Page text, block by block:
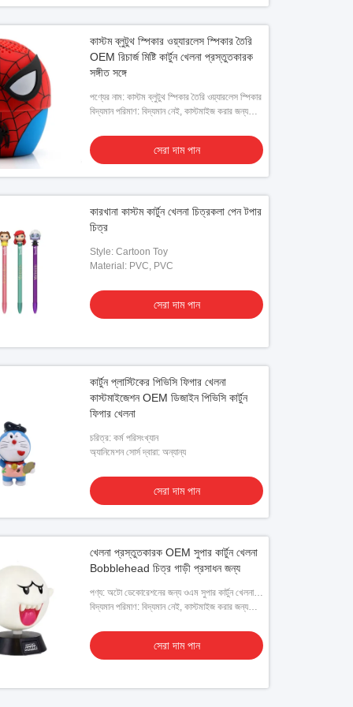
কাস্টম ব্লুটুথ স্পিকার ওয়্যারলেস স্পিকার তৈরি
OEM রিচার্জ মিষ্টি কার্টুন খেলনা প্রস্তুতকারক
সঙ্গীত সঙ্গে
পণ্যের নাম: কাস্টম ব্লুটুথ স্পিকার তৈরি ওয়্যারলেস স্পিকার
বিদ্যমান পরিমাণ: বিদ্যমান নেই, কাস্টমাইজ করার জন্য
সেরা দাম পান
কারখানা কাস্টম কার্টুন খেলনা চিত্রকলা পেন টপার
চিত্র
Style: Cartoon Toy
Material: PVC, PVC
সেরা দাম পান
কার্টুন প্লাস্টিকের পিভিসি ফিগার খেলনা
কাস্টমাইজেশন OEM ডিজাইন পিভিসি কার্টুন
ফিগার খেলনা
চরিত্র: কর্ম পরিসংখ্যান
অ্যানিমেশন সোর্স দ্বারা: অন্যান্য
সেরা দাম পান
খেলনা প্রস্তুতকারক OEM সুপার কার্টুন খেলনা
Bobblehead চিত্র গাড়ী প্রসাধন জন্য
পণ্য: অটো ডেকোরেশনের জন্য ওএম সুপার কার্টুন খেলনা
ববলেহেড চিত্র
বিদ্যমান পরিমাণ: বিদ্যমান নেই, কাস্টমাইজ করার জন্য
সেরা দাম পান